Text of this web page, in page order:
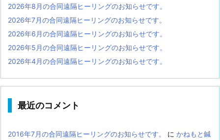
2026年8月の合同遠隔ヒーリングのお知らせです。
2026年7月の合同遠隔ヒーリングのお知らせです。
2026年6月の合同遠隔ヒーリングのお知らせです。
2026年5月の合同遠隔ヒーリングのお知らせです。
2026年4月の合同遠隔ヒーリングのお知らせです。
最近のコメント
2016年7月の合同遠隔ヒーリングのお知らせです。 に かねもと鍼